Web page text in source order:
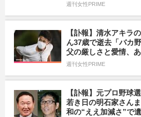
週刊女性PRIME
【訃報】清水アキラ
ん37歳で逝去「バカ
父の厳しさと愛情、
週刊女性PRIME
【訃報】元プロ野球
若き日の明石家さん
和の“ええ加減さ”で